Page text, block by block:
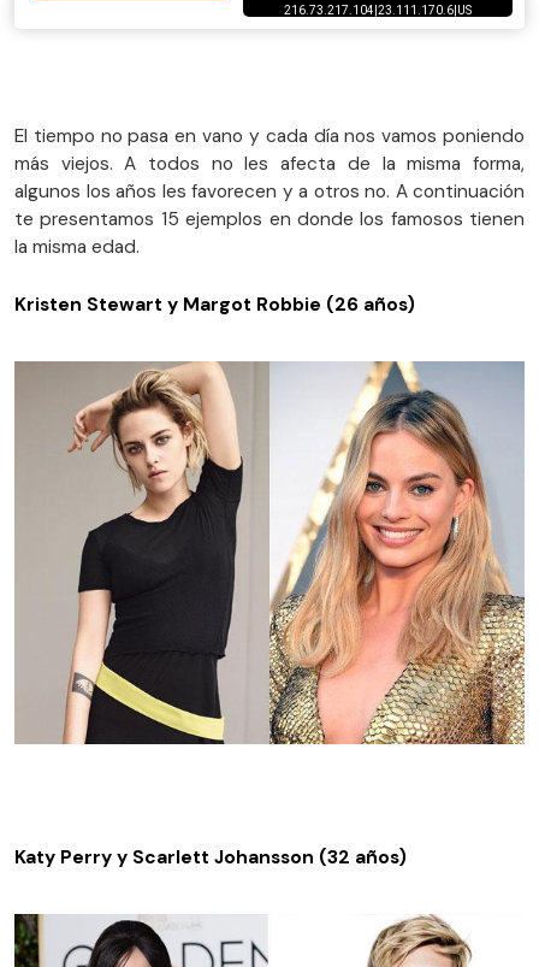
El tiempo no pasa en vano y cada día nos vamos poniendo
más viejos. A todos no les afecta de la misma forma,
algunos los años les favorecen y a otros no. A continuación
te presentamos 15 ejemplos en donde los famosos tienen
la misma edad.
Kristen Stewart y Margot Robbie (26 años)
Katy Perry y Scarlett Johansson (32 años)